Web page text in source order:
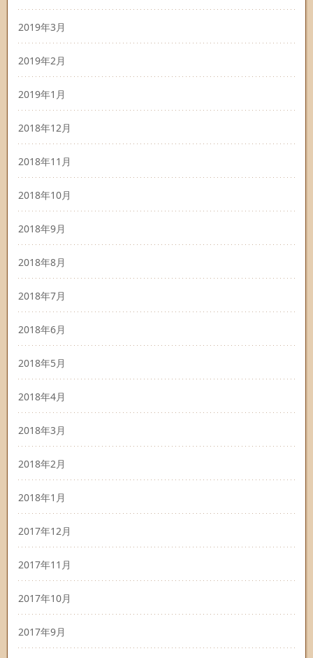
2019年3月
2019年2月
2019年1月
2018年12月
2018年11月
2018年10月
2018年9月
2018年8月
2018年7月
2018年6月
2018年5月
2018年4月
2018年3月
2018年2月
2018年1月
2017年12月
2017年11月
2017年10月
2017年9月